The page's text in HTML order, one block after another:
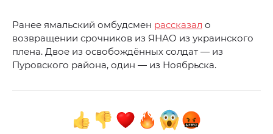
Ранее ямальский омбудсмен рассказал о
возвращении срочников из ЯНАО из украинского
плена. Двое из освобождённых солдат — из
Пуровского района, один — из Ноябрьска.